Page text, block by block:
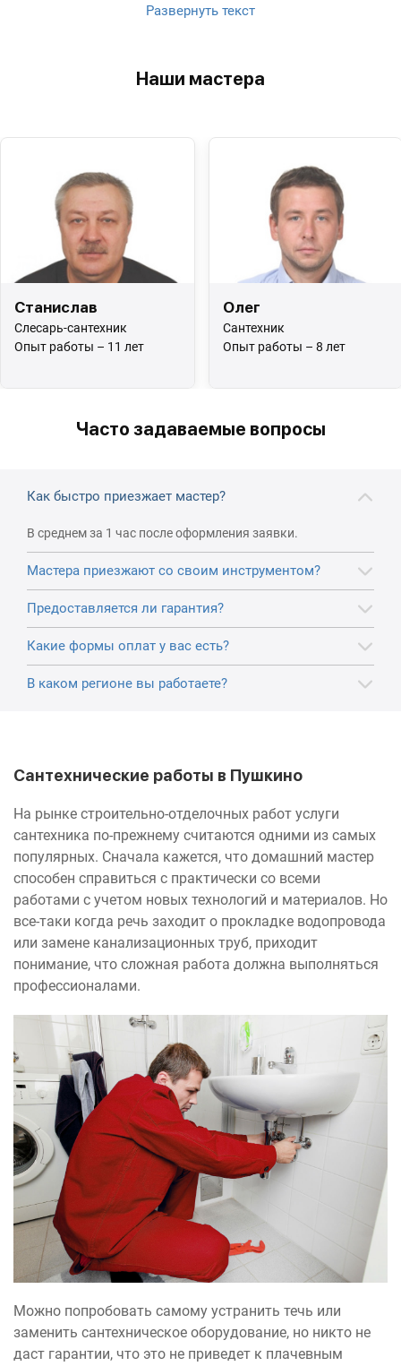
Развернуть текст
Наши мастера
Станислав
Слесарь-сантехник
Опыт работы – 11 лет
Олег
Сантехник
Опыт работы – 8 лет
Часто задаваемые вопросы
Как быстро приезжает мастер?
В среднем за 1 час после оформления заявки.
Мастера приезжают со своим инструментом?
Предоставляется ли гарантия?
Какие формы оплат у вас есть?
В каком регионе вы работаете?
Сантехнические работы в Пушкино
На рынке строительно-отделочных работ услуги
сантехника по-прежнему считаются одними из самых
популярных. Сначала кажется, что домашний мастер
способен справиться с практически со всеми
работами с учетом новых технологий и материалов. Но
все-таки когда речь заходит о прокладке водопровода
или замене канализационных труб, приходит
понимание, что сложная работа должна выполняться
профессионалами.
Можно попробовать самому устранить течь или
заменить сантехническое оборудование, но никто не
даст гарантии, что это не приведет к плачевным